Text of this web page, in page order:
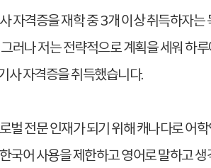
자격증을 재학 중 3개 이상 취득하자
러나 저는 전략적으로 계획을 세워 하
사 자격증을 취득했습니다.
벌 전문 인재가 되기 위해 캐나다로 어
국어 사용을 제한하고 영어로 말하고